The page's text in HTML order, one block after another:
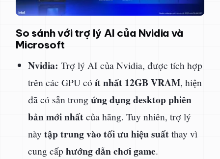
So sánh với trợ lý AI của Nvidia và
Microsoft
Nvidia: Trợ lý AI của Nvidia, được tích hợp
trên các GPU cóít nhất 12GB VRAM, hiện
đã có sẵn trongứng dụng desktop phiên
bản mới nhấtcủa hãng. Tuy nhiên, trợ lý
nàytập trung vào tối ưu hiệu suấtthay vì
cung cấphướng dẫn chơi game.